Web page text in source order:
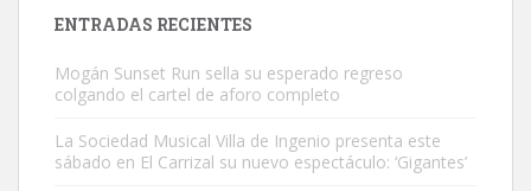
ENTRADAS RECIENTES
Mogán Sunset Run sella su esperado regreso
colgando el cartel de aforo completo
La Sociedad Musical Villa de Ingenio presenta este
sábado en El Carrizal su nuevo espectáculo: ‘Gigantes’